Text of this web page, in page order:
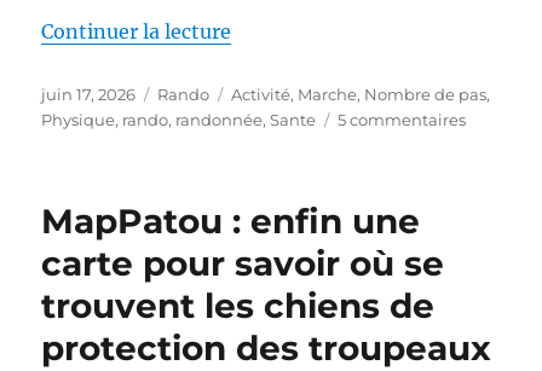
Continuer la lecture
Publié
le
juin 17, 2026 Catégories
Rando Étiquettes
Activité, Marche, Nombre de pas,
Physique, rando, randonnée,Sante 5 commentairessur
MapPatou : enfin une
carte pour savoir où se
trouvent les chiens de
protection des troupeaux